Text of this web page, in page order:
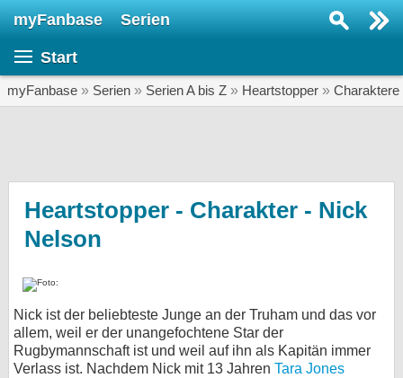
myFanbase Serien
Start
myFanbase » Serien » Serien A bis Z » Heartstopper » Charaktere
Heartstopper - Charakter - Nick
Nelson
Nick ist der beliebteste Junge an der Truham und das vor
allem, weil er der unangefochtene Star der
Rugbymannschaft ist und weil auf ihn als Kapitän immer
Verlass ist. Nachdem Nick mit 13 Jahren Tara Jones
SERIEN
SERVICE
Gewinnspiele